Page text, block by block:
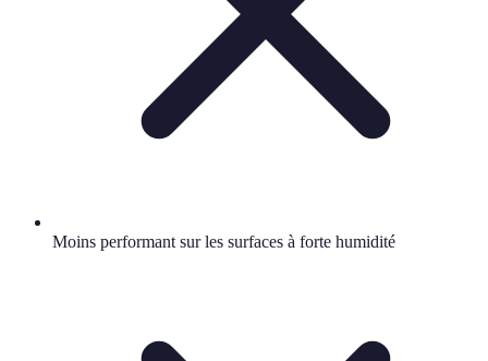
Moins performant sur les surfaces à forte humidité